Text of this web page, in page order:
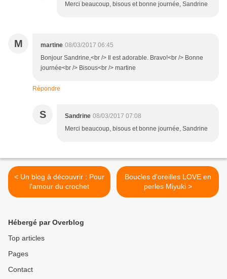
Merci beaucoup, bisous et bonne journée, Sandrine
M martine 08/03/2017 06:45
Bonjour Sandrine,<br /> Il est adorable. Bravo!<br /> Bonne
journée<br /> Bisous<br /> martine
Répondre
S Sandrine 08/03/2017 07:08
Merci beaucoup, bisous et bonne journée, Sandrine
< Un blog à découvrir : Pour
l'amour du crochet
Boucles d'oreilles LOVE en
perles Miyuki >
Hébergé par Overblog
Top articles
Pages
Contact